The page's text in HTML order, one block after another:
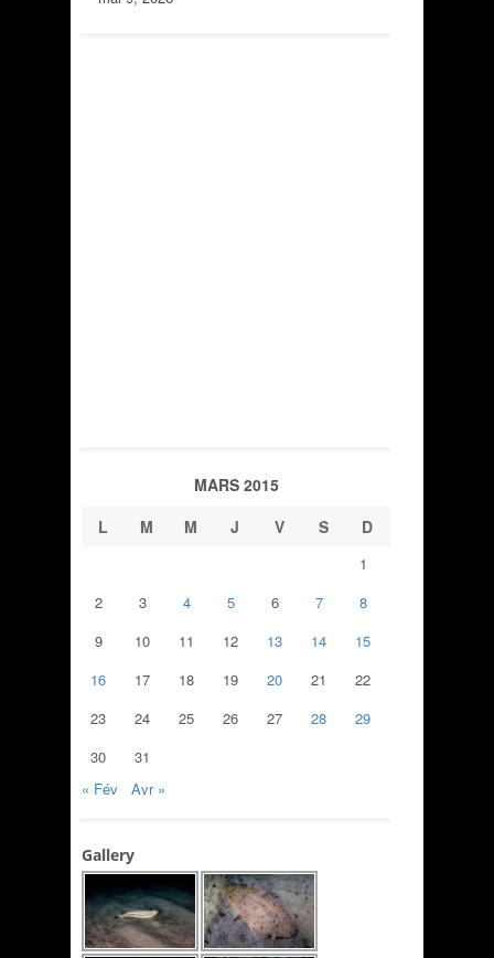
MARS 2015
L
M M J V S D
1
2
3 4 5 6 7
8
9
10 11 12 13 14
15
16
17 18 19 20 21
22
23
24 25 26 27 28
29
30
31
« Fév
Avr »
Gallery